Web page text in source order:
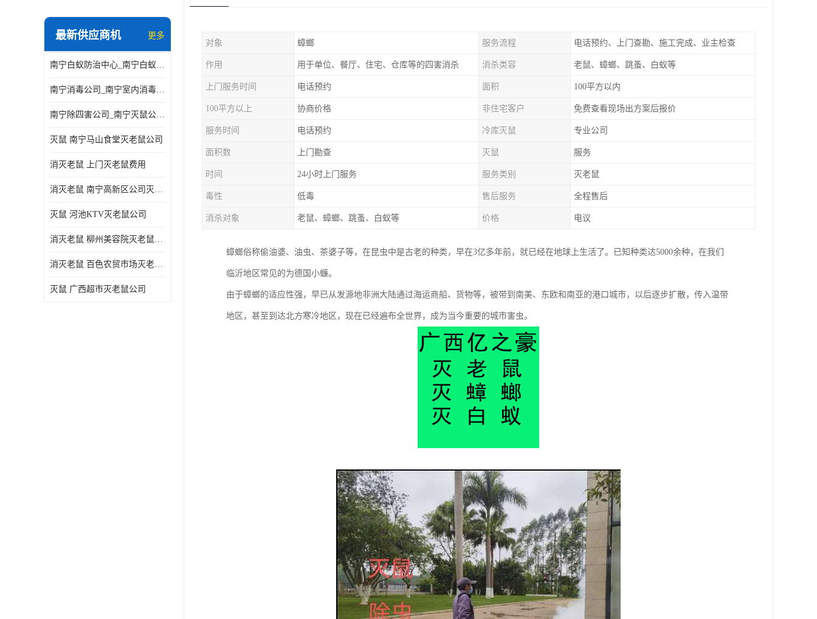
最新供应商机 更多
南宁白蚁防治中心_南宁白蚁防治所电话_南宁白蚁防治公司
南宁消毒公司_南宁室内消毒_南宁室内消毒公司
南宁除四害公司_南宁灭鼠公司_南宁杀虫公司
灭鼠 南宁马山食堂灭老鼠公司
消灭老鼠 上门灭老鼠费用
消灭老鼠 南宁高新区公司灭老鼠
灭鼠 河池KTV灭老鼠公司
消灭老鼠 柳州美容院灭老鼠费用
消灭老鼠 百色农贸市场灭老鼠公司
灭鼠 广西超市灭老鼠公司
对象 蟑螂 服务流程 电话预约、上门查勘、施工完成、业主检查
作用 用于单位、餐厅、住宅、仓库等的四害消杀 消杀类容 老鼠、蟑螂、跳蚤、白蚁等
上门服务时间 电话预约 面积 100平方以内
100平方以上 协商价格 非住宅客户 免费查看现场出方案后报价
服务时间 电话预约 冷库灭鼠 专业公司
面积数 上门勘查 灭鼠 服务
时间 24小时上门服务 服务类别 灭老鼠
毒性 低毒 售后服务 全程售后
消杀对象 老鼠、蟑螂、跳蚤、白蚁等 价格 电议
蟑螂俗称偷油婆、油虫、茶婆子等，在昆虫中是古老的种类，早在3亿多年前，就已经在地球上生活了。已知种类达5000余种，在我们
临沂地区常见的为德国小蠊。
由于蟑螂的适应性强，早已从发源地非洲大陆通过海运商船、货物等，被带到南美、东欧和南亚的港口城市，以后逐步扩散，传入温带
地区，甚至到达北方寒冷地区，现在已经遍布全世界，成为当今重要的城市害虫。